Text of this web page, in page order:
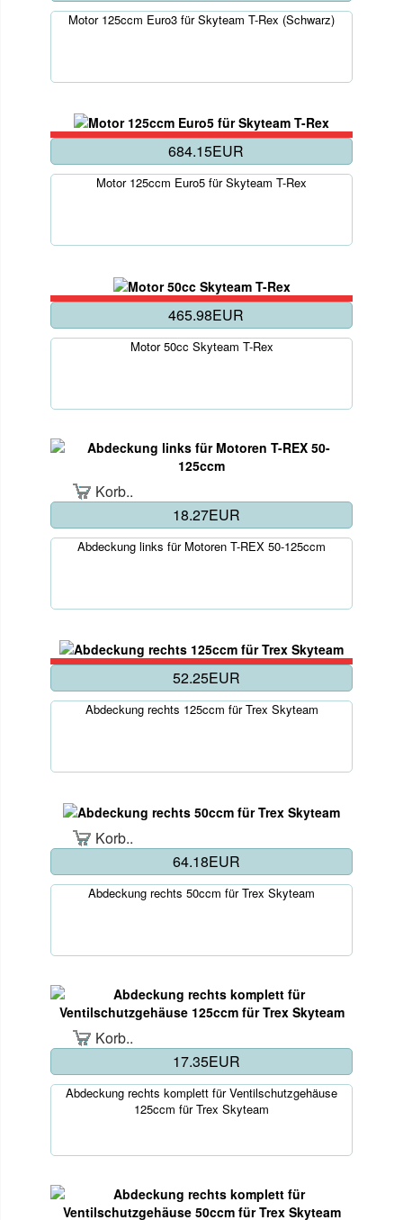
Motor 125ccm Euro3 für Skyteam T-Rex (Schwarz)
684.15EUR
Motor 125ccm Euro5 für Skyteam T-Rex
465.98EUR
Motor 50cc Skyteam T-Rex
Korb..
18.27EUR
Abdeckung links für Motoren T-REX 50-125ccm
52.25EUR
Abdeckung rechts 125ccm für Trex Skyteam
Korb..
64.18EUR
Abdeckung rechts 50ccm für Trex Skyteam
Korb..
17.35EUR
Abdeckung rechts komplett für Ventilschutzgehäuse
125ccm für Trex Skyteam